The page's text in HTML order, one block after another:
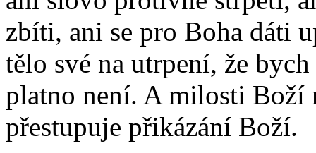
zbíti, ani se pro Boha dáti
tělo své na utrpení, že
platno není. A milosti Boží
přestupuje přikázání Boží.